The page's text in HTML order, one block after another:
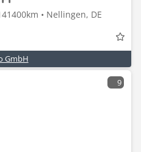
• Nellingen, DE
GmbH
9